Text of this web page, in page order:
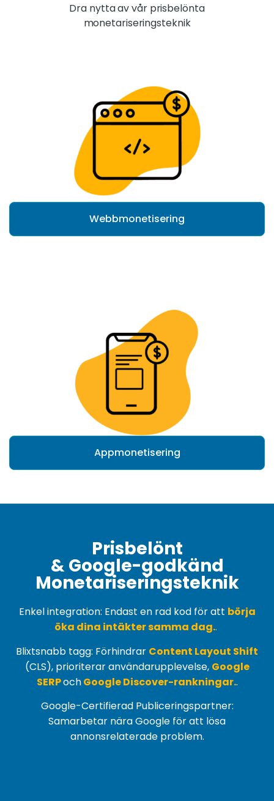
Dra nytta av vår prisbelönta
monetariseringsteknik
Webbmonetisering
Appmonetisering
Prisbelönt
& Google-godkänd
Monetariseringsteknik
Enkel integration: Endast en rad kod för att börja
öka dina intäkter samma dag..
Blixtsnabb tagg: Förhindrar Content Layout Shift
(CLS), prioriterar användarupplevelse, Google
SERPochGoogle Discover-rankningar..
Google-Certifierad Publiceringspartner:
Samarbetar nära Google för att lösa
annonsrelaterade problem.